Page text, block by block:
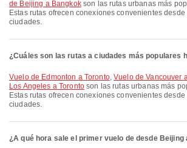
de Beijing a Bangkokson las rutas urbanas más
Estas rutas ofrecen conexiones convenientes
ciudades.
¿Cuáles son las rutas a ciudades más populares
Vuelo de Edmonton a Toronto,Vuelo de Vancouver
Los Angeles a Torontoson las rutas urbanas más
Estas rutas ofrecen conexiones convenientes
ciudades.
¿A qué hora sale el primer vuelo de desde Beijing